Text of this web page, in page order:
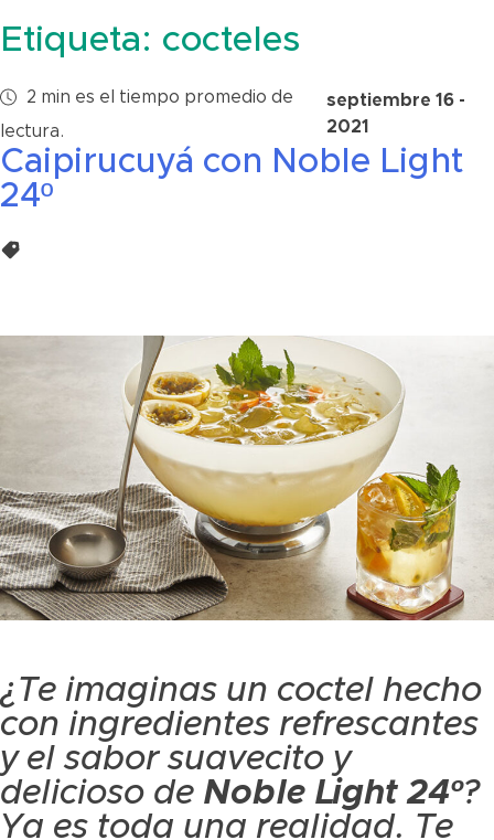
Etiqueta: cocteles
2 min es el tiempo promedio de
lectura.
septiembre 16 -
2021
Caipirucuyá con Noble Light
24º
¿Te imaginas un coctel hecho
con ingredientes refrescantes
y el sabor suavecito y
delicioso de Noble Light 24º?
Ya es toda una realidad. Te